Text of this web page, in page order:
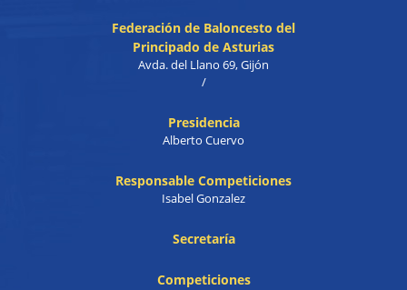
Federación de Baloncesto del
Principado de Asturias
Avda. del Llano 69, Gijón
/
Presidencia
Alberto Cuervo
Responsable Competiciones
Isabel Gonzalez
Secretaría
Competiciones